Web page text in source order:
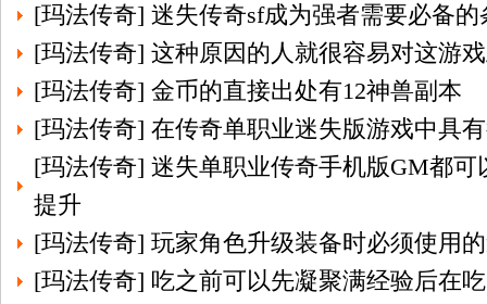
[玛法传奇] 迷失传奇sf成为强者需要必备的
[玛法传奇] 这种原因的人就很容易对这游
[玛法传奇] 金币的直接出处有12神兽副本
[玛法传奇] 在传奇单职业迷失版游戏中具
[玛法传奇] 迷失单职业传奇手机版GM都
提升
[玛法传奇] 玩家角色升级装备时必须使用
[玛法传奇] 吃之前可以先凝聚满经验后在吃